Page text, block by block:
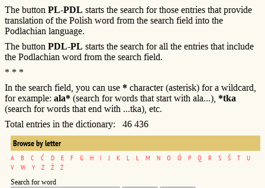
The button PL-PDL starts the search for those entries that provide
translation of the Polish word from the search field into the
Podlachian language.
The button PDL-PL starts the search for all the entries that include
the Podlachian word from the search field.
* * *
In the search field, you can use * character (asterisk) for a wildcard,
for example: ala* (search for words that start with ala...), *tka
(search for words that end with ...tka), etc.
Total entries in the dictionary: 46 436
Browse by letter
A B C Ć D E F G H I J K L Ł M N O Ó P Q R S Ś T
U
V
W Y Z Ź Ż
Search for word